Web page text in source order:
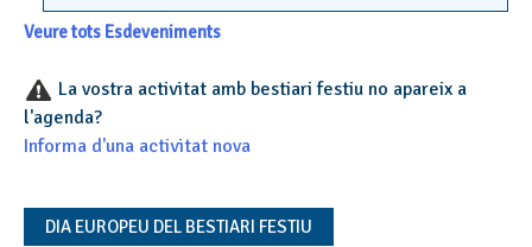
Veure tots Esdeveniments
La vostra activitat amb bestiari festiu no apareix a
l'agenda?
Informa d'una activitat nova
DIA EUROPEU DEL BESTIARI FESTIU